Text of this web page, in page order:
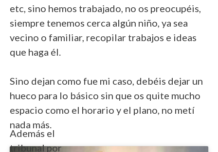
etc, sino hemos trabajado, no os preocupéis,
siempre tenemos cerca algún niño, ya sea
vecino o familiar, recopilar trabajos e ideas
que haga él.
Sino dejan como fue mi caso, debéis dejar un
hueco para lo básico sin que os quite mucho
espacio como el horario y el plano, no metí
nada más.
Además el
tribunal por